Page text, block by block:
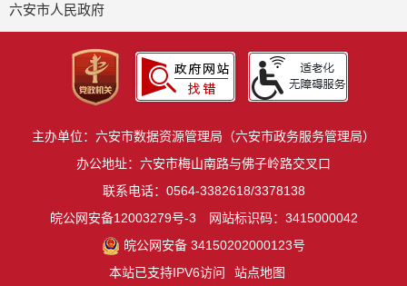
六安市人民政府
主办单位：六安市数据资源管理局（六安市政务服务管理局）
办公地址：六安市梅山南路与佛子岭路交叉口
联系电话：0564-3382618/3378138
皖公网安备12003279号-3
网站标识码：3415000042
皖公网安备 34150202000123号
本站已支持IPV6访问
站点地图